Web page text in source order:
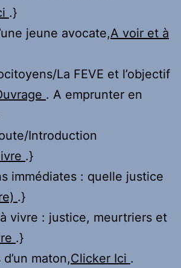
.}
jeune avocate,A voir et à
La FEVE et l’objectif
. A emprunter en
Introduction
.}
immédiates : quelle justice
.}
vivre : justice, meurtriers et
.}
maton,Clicker Ici .